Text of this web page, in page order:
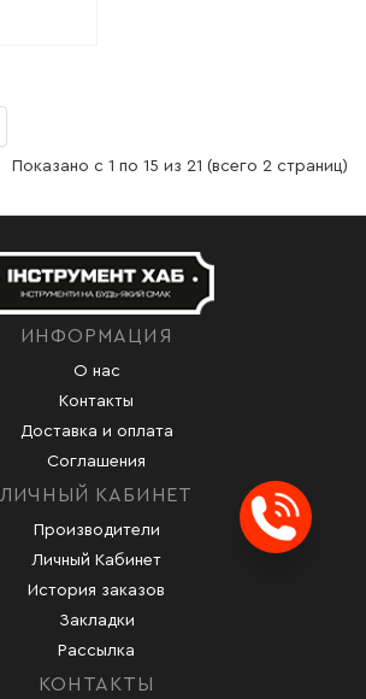
Показано с 1 по 15 из 21 (всего 2 страниц)
ИНФОРМАЦИЯ
О нас
Контакты
Доставка и оплата
Соглашения
ЛИЧНЫЙ КАБИНЕТ
Производители
Личный Кабинет
История заказов
Закладки
Рассылка
КОНТАКТЫ